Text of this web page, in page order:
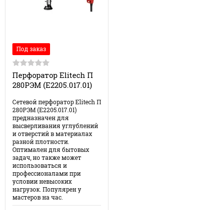
Под заказ
Перфоратор Elitech П
280РЭМ (E2205.017.01)
Сетевой перфоратор Elitech П
280РЭМ (E2205.017.01)
предназначен для
высверливания углублений
и отверстий в материалах
разной плотности.
Оптимален для бытовых
задач, но также может
использоваться и
профессионалами при
условии невысоких
нагрузок. Популярен у
мастеров на час.